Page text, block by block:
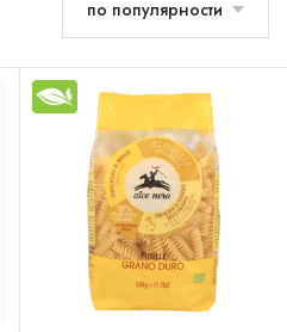
по популярности